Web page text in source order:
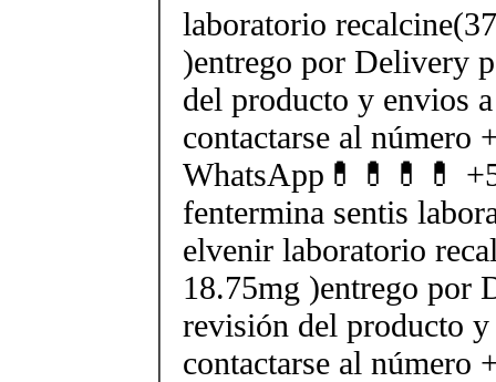
laboratorio
)entrego por Delivery
del producto y envios
contactarse al número
WhatsApp💊💊💊💊
fentermina sentis
elvenir laboratorio
18.75mg )entrego por
revisión del producto
contactarse al número